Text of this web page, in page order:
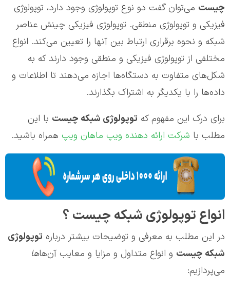
چیست می‌توان گفت دو نوع توپولوژی وجود دارد، توپولوژی
فیزیکی و توپولوژی منطقی. توپولوژی فیزیکی چینش عناصر
شبکه و نحوه برقراری ارتباط بین آنها را تعیین می‌کند. انواع
مختلفی از توپولوژی‌ فیزیکی و منطقی وجود دارند که به
شکل‌های متفاوت به دستگاه‌ها اجازه می‌دهند تا اطلاعات و
داده‌ها را با یکدیگر به اشتراک بگذارند.
برای درک این مفهوم که توپولوژی شبکه چیست با این
مطلب با شرکت ارائه دهنده ویپ ماهان ویپ همراه باشید.
انواع توپولوژی شبکه چیست ؟
در این مطلب به معرفی و توضیحات بیشتر درباره توپولوژی
شبکه چیست و انواع متداول و مزایا و معایب آن‌ها‌‌ها
می‌پردازیم: